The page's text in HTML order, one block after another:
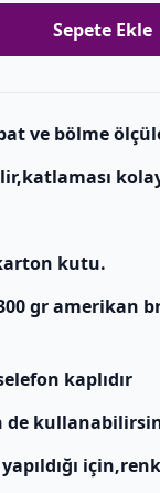
Sepete Ekle
ve bölme
kutu.
gr amerikan
kaplıdır
de